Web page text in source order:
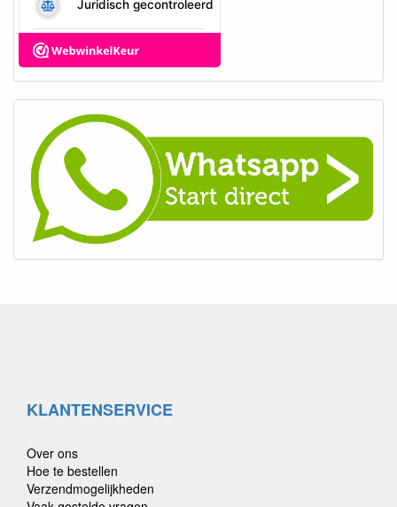
KLANTENSERVICE
Over ons
Hoe te bestellen
Verzendmogelijkheden